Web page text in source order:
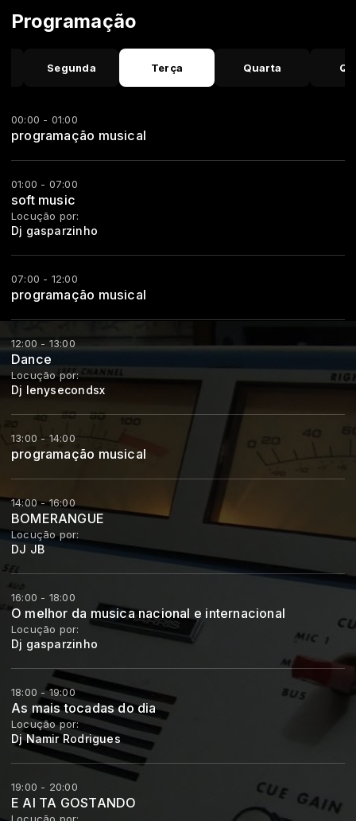
Programação
Segunda Terça Quarta
00:00 - 01:00
programação musical
01:00 - 07:00
soft music
Locução por:
Dj gasparzinho
07:00 - 12:00
programação musical
12:00 - 13:00
Dance
Locução por:
Dj lenysecondsx
13:00 - 14:00
programação musical
14:00 - 16:00
BOMERANGUE
Locução por:
DJ JB
16:00 - 18:00
O melhor da musica nacional e internacional
Locução por:
Dj gasparzinho
18:00 - 19:00
As mais tocadas do dia
Locução por:
Dj Namir Rodrigues
19:00 - 20:00
E AI TA GOSTANDO